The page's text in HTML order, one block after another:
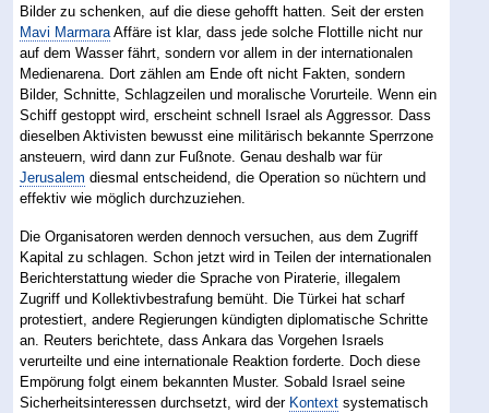
Bilder zu schenken, auf die diese gehofft hatten. Seit der ersten
Mavi Marmara Affäre ist klar, dass jede solche Flottille nicht nur
auf dem Wasser fährt, sondern vor allem in der internationalen
Medienarena. Dort zählen am Ende oft nicht Fakten, sondern
Bilder, Schnitte, Schlagzeilen und moralische Vorurteile. Wenn ein
Schiff gestoppt wird, erscheint schnell Israel als Aggressor. Dass
dieselben Aktivisten bewusst eine militärisch bekannte Sperrzone
ansteuern, wird dann zur Fußnote. Genau deshalb war für
Jerusalem diesmal entscheidend, die Operation so nüchtern und
effektiv wie möglich durchzuziehen.
Die Organisatoren werden dennoch versuchen, aus dem Zugriff
Kapital zu schlagen. Schon jetzt wird in Teilen der internationalen
Berichterstattung wieder die Sprache von Piraterie, illegalem
Zugriff und Kollektivbestrafung bemüht. Die Türkei hat scharf
protestiert, andere Regierungen kündigten diplomatische Schritte
an. Reuters berichtete, dass Ankara das Vorgehen Israels
verurteilte und eine internationale Reaktion forderte. Doch diese
Empörung folgt einem bekannten Muster. Sobald Israel seine
Sicherheitsinteressen durchsetzt, wird der Kontext systematisch